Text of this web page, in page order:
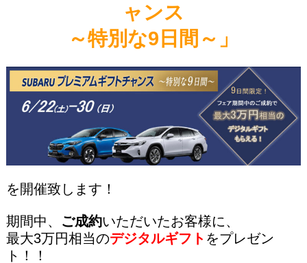
ャンス
～特別な9日間～」
を開催致します！
期間中、 ご成約いただいたお客様に、
最大3万円相当のデジタルギフト をプレゼン
ト！！